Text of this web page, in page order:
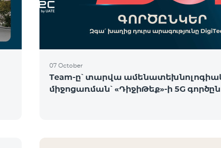
07 October
Team-ը՝ տարվա
միջոցառման՝ «ԴիջիԹեք»-ի 5G